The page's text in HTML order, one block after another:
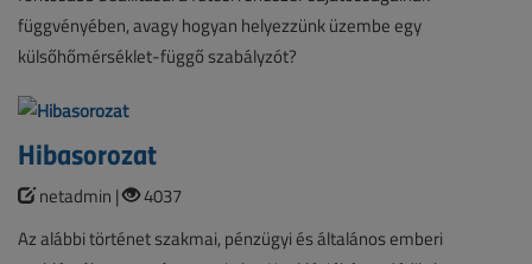
függvényében, avagy hogyan helyezzünk üzembe egy
külsőhőmérséklet-függő szabályzót?
Hibasorozat
netadmin |
4037
Az alábbi történet szakmai, pénzügyi és általános emberi